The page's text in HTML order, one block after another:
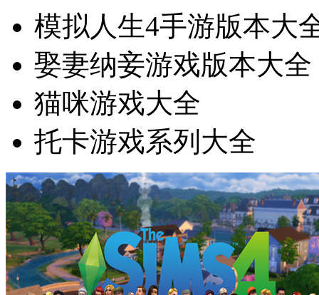
模拟人生4手游版本大
娶妻纳妾游戏版本大全
猫咪游戏大全
托卡游戏系列大全